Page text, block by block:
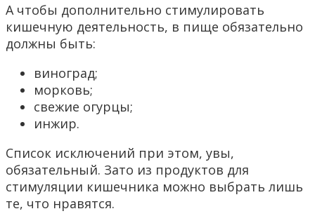
А чтобы дополнительно стимулировать
кишечную деятельность, в пище обязательно
должны быть:
виноград;
морковь;
свежие огурцы;
инжир.
Список исключений при этом, увы,
обязательный. Зато из продуктов для
стимуляции кишечника можно выбрать лишь
те, что нравятся.